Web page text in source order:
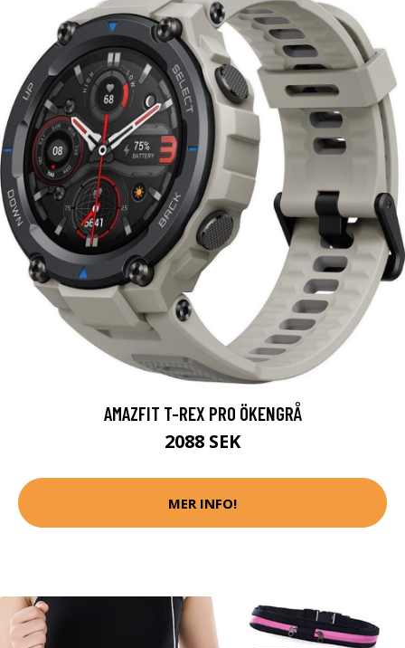
AMAZFIT T-REX PRO ÖKENGRÅ
2088 SEK
MER INFO!